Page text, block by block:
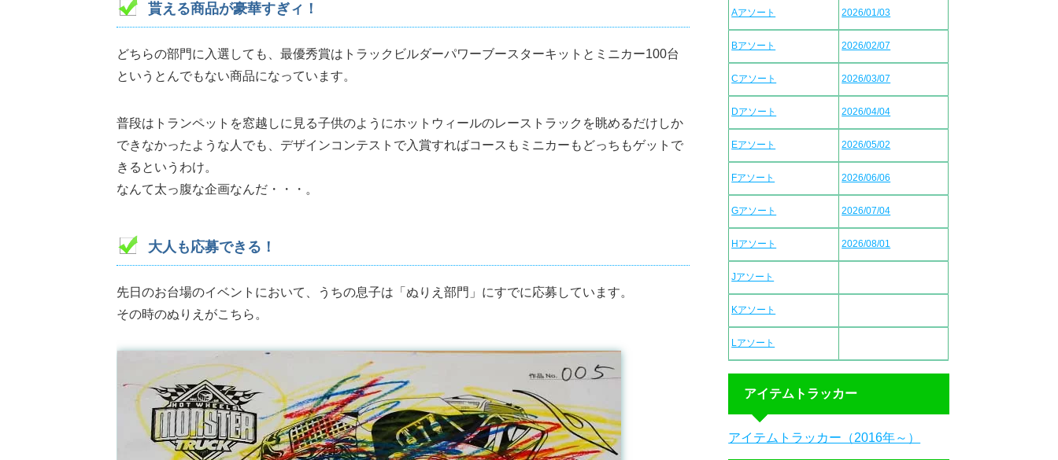
貰える商品が豪華すぎィ！
どちらの部門に入選しても、最優秀賞はトラックビルダーパワーブースターキットとミニカー100台
というとんでもない商品になっています。
普段はトランペットを窓越しに見る子供のようにホットウィールのレーストラックを眺めるだけしか
できなかったような人でも、デザインコンテストで入賞すればコースもミニカーもどっちもゲットで
きるというわけ。
なんて太っ腹な企画なんだ・・・。
大人も応募できる！
先日のお台場のイベントにおいて、うちの息子は「ぬりえ部門」にすでに応募しています。
その時のぬりえがこちら。
Aアソート 2026/01/03
Bアソート 2026/02/07
Cアソート 2026/03/07
Dアソート 2026/04/04
Eアソート 2026/05/02
Fアソート 2026/06/06
Gアソート 2026/07/04
Hアソート 2026/08/01
Jアソート
Kアソート
Lアソート
アイテムトラッカー
アイテムトラッカー（2016年～）